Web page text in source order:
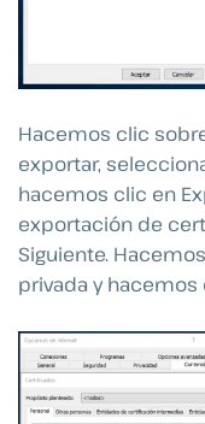
Hacemos clic
exportar,
hacemos clic en
exportación de
Siguiente.
privada y hacemos